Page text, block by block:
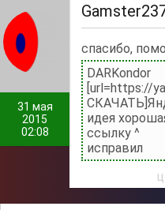
31 мая
2015
02:08
спасибо,
DARKondor
[url=https://
идея
ссылку ^
исправил